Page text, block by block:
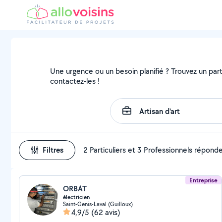
Une urgence ou un besoin planifié ? Trouvez un
contactez-les !
Filtres 2 Particuliers et 3 Professionnels
Entreprise
ORBAT
électricien
Saint-Genis-Laval (Guilloux)
4,9/5 (62 avis)